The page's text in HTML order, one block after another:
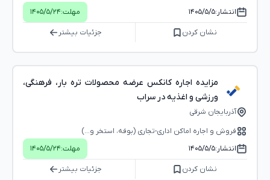
انتشار:۱۴۰۵/۵/۵ مهلت:۱۴۰۵/۵/۲۴
نشان کردن جزئیات بیشتر
مزایده اجاره کانکس عرضه محصولات تره بار، فرهنگی،
ورزشی و اغذیه در سراب
آذربایجان شرقی
فروش و اجاره اماکن اداری-تجاری (بوفه، استخر و...)
انتشار:۱۴۰۵/۵/۵ مهلت:۱۴۰۵/۵/۲۴
نشان کردن جزئیات بیشتر